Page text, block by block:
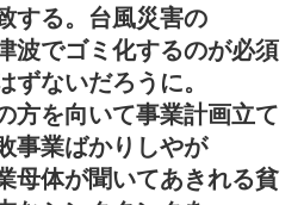
する。台風災害の
波でゴミ化するのが必須
ずないだろうに。
方を向いて事業計画立て
事業ばかりしやが
母体が聞いてあきれる貧